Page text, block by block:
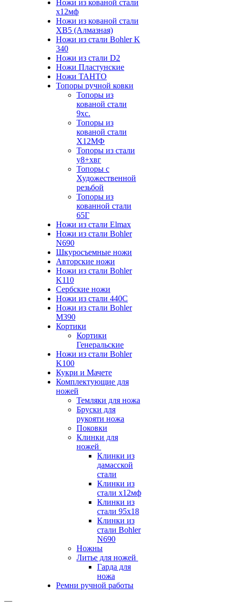
Ножи из кованой стали
х12мф
Ножи из кованой стали
ХВ5 (Алмазная)
Ножи из стали Bohler K
340
Ножи из стали D2
Ножи Пластунские
Ножи ТАНТО
Топоры ручной ковки
Топоры из
кованой стали
9хс.
Топоры из
кованой стали
Х12МФ
Топоры из стали
у8+хвг
Топоры с
Художественной
резьбой
Топоры из
кованной стали
65Г
Ножи из стали Elmax
Ножи из стали Bohler
N690
Шкуросъемные ножи
Авторские ножи
Ножи из стали Bohler
K110
Сербские ножи
Ножи из стали 440С
Ножи из стали Bohler
M390
Кортики
Кортики
Генеральские
Ножи из стали Bohler
K100
Кукри и Мачете
Комплектующие для
ножей
Темляки для ножа
Бруски для
рукояти ножа
Поковки
Клинки для
ножей
Клинки из
дамасской
стали
Клинки из
стали х12мф
Клинки из
стали 95х18
Клинки из
стали Bohler
N690
Ножны
Литье для ножей
Гарда для
ножа
Ремни ручной работы